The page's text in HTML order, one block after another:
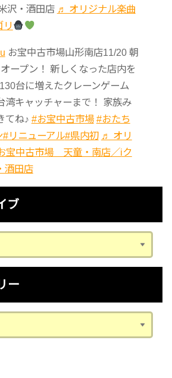
沢・酒田店 ♬ オリジナル楽曲
リ
お宝中古市場山形南店11/20 朝
ープン！ 新しくなった店内を
130台に増えたクレーンゲーム
湾キャッチャーまで！ 家族み
てね♪ #お宝中古市場 #おたち
#リニューアル#県内初 ♬ オリ
宝中古市場 天童・南店／iク
酒田店
ブ
ー